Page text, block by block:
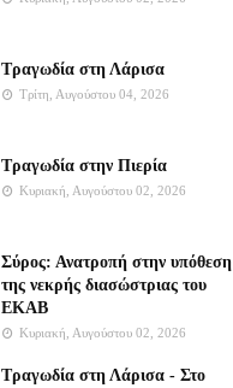
Τραγωδία στη Λάρισα
Τρίτη, Αυγούστου 04, 2026
Τραγωδία στην Πιερία
Κυριακή, Αυγούστου 02, 2026
Σύρος: Ανατροπή στην υπόθεση
της νεκρής διασώστριας του
ΕΚΑΒ
Κυριακή, Αυγούστου 02, 2026
Τραγωδία στη Λάρισα - Στο